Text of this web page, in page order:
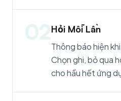
02Hỏi Mỗi Lần
Thông báo hiện
Chọn ghi, bỏ qua
cho hầu hết ứng